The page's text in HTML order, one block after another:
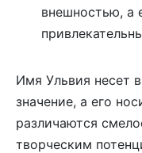
внешностью, а
Имя Ульвия несет
значение, а его
различаются
творческим